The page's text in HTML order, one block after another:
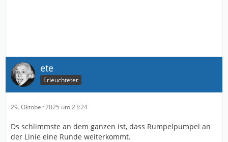
ete
Erleuchteter
29. Oktober 2025 um 23:24
Ds schlimmste an dem ganzen ist, dass Rumpelpumpel an
der Linie eine Runde weiterkommt.